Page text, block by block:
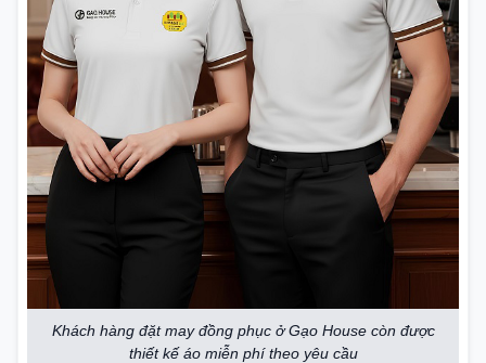
Khách hàng đặt may đồng phục ở Gạo House còn được
thiết kế áo miễn phí theo yêu cầu